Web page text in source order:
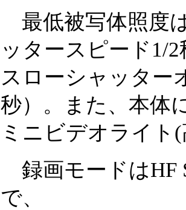
最低被写体照度
ッタースピード1/
スローシャッター
秒）。また、本体
ミニビデオライト
録画モードはHF
で、